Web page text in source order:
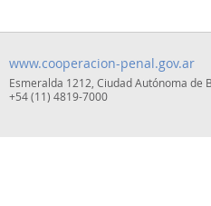
www.cooperacion-penal.gov.ar
Esmeralda 1212, Ciudad Autónoma de
+54 (11) 4819-7000